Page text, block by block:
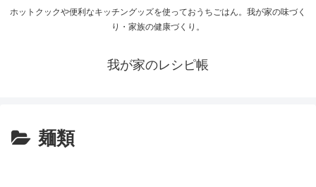
ホットクックや便利なキッチングッズを使っておうちごはん。我が家の味づく
り・家族の健康づくり。
我が家のレシピ帳
麺類